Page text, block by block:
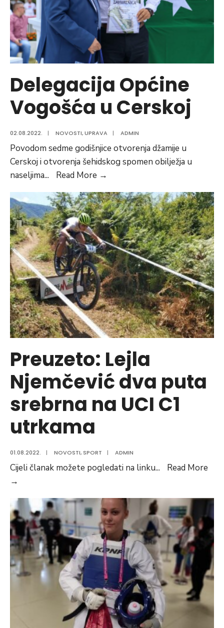
Delegacija Općine
Vogošća u Cerskoj
02.08.2022. | NOVOSTI,UPRAVA | ADMIN
Povodom sedme godišnjice otvorenja džamije u
Cerskoj i otvorenja šehidskog spomen obilježja u
naseljima... Read More →
Vogošća
u
Cerskoj
Preuzeto: Lejla
Njemčević dva puta
srebrna na UCI C1
utrkama
01.08.2022. | NOVOSTI, SPORT | ADMIN
Cijeli članak možete pogledati na linku...
Read More
→
Njemčević
dva
puta
srebrna
na
UCI